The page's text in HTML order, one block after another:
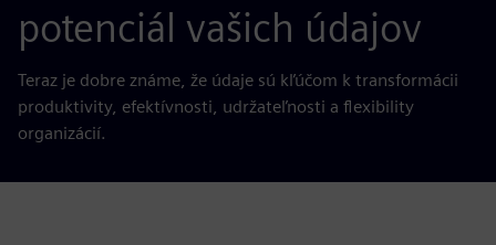
potenciál vašich údajov
Teraz je dobre známe, že údaje sú kľúčom k transformácii
produktivity, efektívnosti, udržateľnosti a flexibility
organizácií.